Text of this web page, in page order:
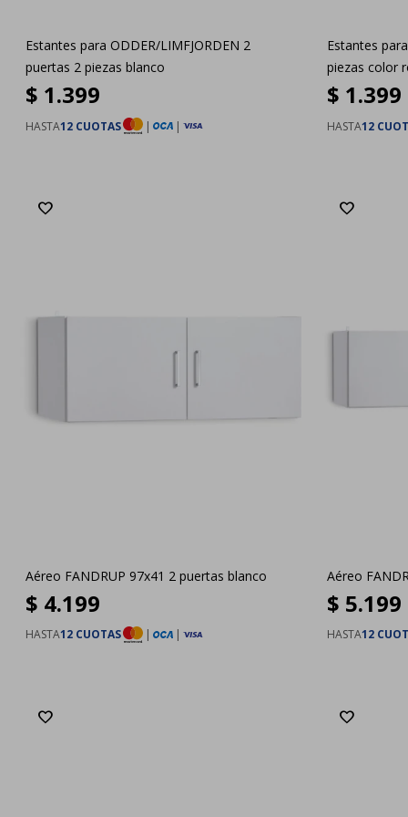
Estantes para ODDER/LIMFJORDEN 2
puertas 2 piezas blanco
$ 1.399
HASTA12 CUOTAS | |
Estantes
piezas color
$ 1.399
HASTA12
Aéreo FANDRUP 97x41 2 puertas blanco
$ 4.199
HASTA12 CUOTAS | |
Aéreo
$ 5.199
HASTA12